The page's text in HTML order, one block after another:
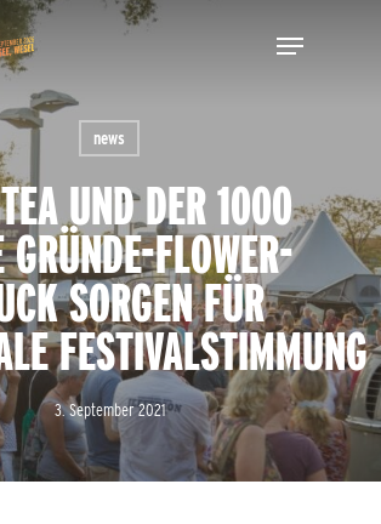
Menu
news
UND DER 1000
GRÜNDE-FLOWER-
SORGEN FÜR
FESTIVALSTIMMUNG
3. September 2021